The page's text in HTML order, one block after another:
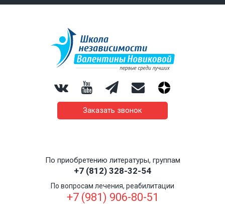
Заказать звонок
По приобретению литературы, группам
+7 (812) 328-32-54
По вопросам лечения, реабилитации
+7 (981) 906-80-51